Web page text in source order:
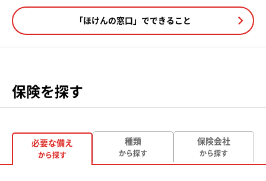
「ほけんの窓口」でできること
保険を探す
必要な備え
から探す
種類
から探す
保険会社
から探す